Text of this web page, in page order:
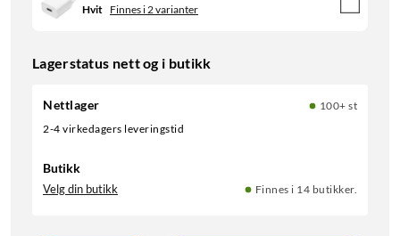
Hvit Finnes i 2 varianter
Lagerstatus nett og i butikk
Nettlager
100+ st
2-4 virkedagers leveringstid
Butikk
Velg din butikk Finnes i 14 butikker.